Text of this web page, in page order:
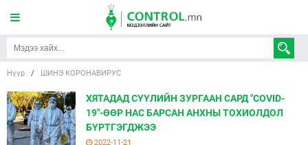
Нүүр / ШИНЭ КОРОНАВИРУС
ХЯТАДАД СҮҮЛИЙН ЗУРГААН САРД "COVID-
19"-ӨӨР НАС БАРСАН АНХНЫ ТОХИОЛДОЛ
БҮРТГЭГДЖЭЭ
2022-11-21